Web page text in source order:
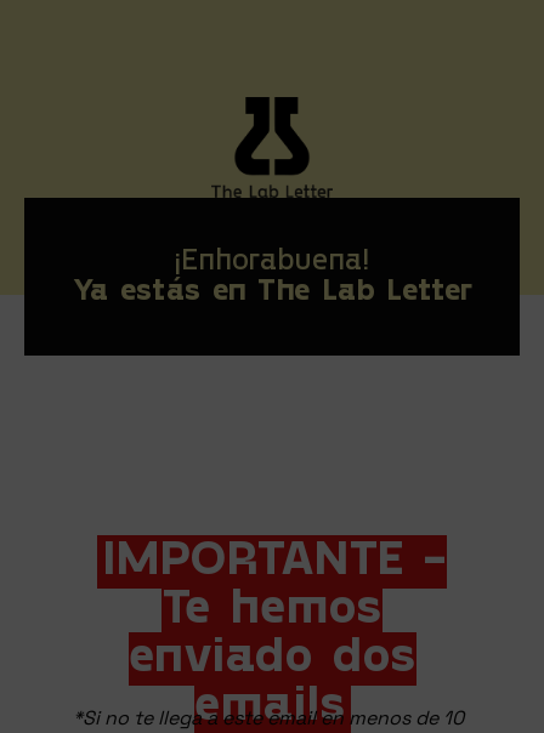
¡Enhorabuena!
Ya estás en The Lab Letter
IMPORTANTE -
Te hemos
enviado dos
emails
*Si no te llega a este email en menos de 10